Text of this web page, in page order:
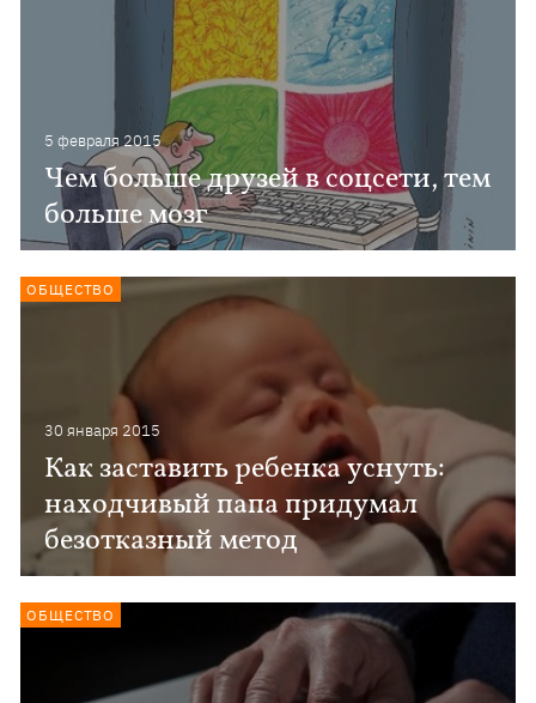
5 февраля 2015
Чем больше друзей в соцсети, тем
больше мозг
30 января 2015
Как заставить ребенка уснуть:
находчивый папа придумал
безотказный метод
ОБЩЕСТВО
ОБЩЕСТВО